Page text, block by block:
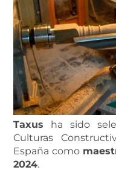
Taxus ha sido
Culturas
España como
2024.